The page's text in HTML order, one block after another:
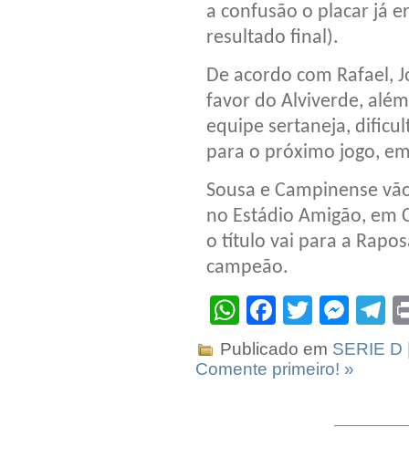
a confusão o placar já
resultado final).
De acordo com Rafael,
favor do Alviverde,
equipe sertaneja,
para o próximo jogo,
Sousa e Campinense
no Estádio Amigão, em
o título vai para a
campeão.
WhatsApp
Facebook
Twitter
Publicado em SERIE D
Comente primeiro! »